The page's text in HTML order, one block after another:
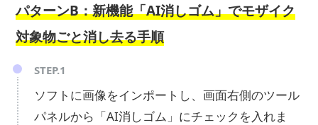
パターンB：新機能「AI消しゴム」でモザイク
対象物ごと消し去る手順
STEP.1
ソフトに画像をインポートし、画面右側のツール
パネルから「AI消しゴム」にチェックを入れま